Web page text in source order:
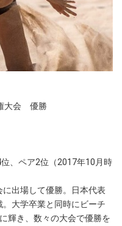
大会 優勝
、ペア2位（2017年10月時
出場して優勝。日本代表
大学卒業と同時にビーチ
輝き、数々の大会で優勝を